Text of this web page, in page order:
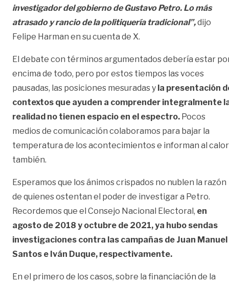
investigador del gobierno de Gustavo Petro. Lo más
atrasado y rancio de la politiquería tradicional”,dijo
Felipe Harman en su cuenta de X.
El debate con términos argumentados debería estar
encima de todo, pero por estos tiempos las voces
pausadas, las posiciones mesuradas y la presentación
contextos que ayuden a comprender integralmente
realidad no tienen espacio en el espectro. Pocos
medios de comunicación colaboramos para bajar la
temperatura de los acontecimientos e informan al calor
también.
Esperamos que los ánimos crispados no nublen la razón
de quienes ostentan el poder de investigar a Petro.
Recordemos que el Consejo Nacional Electoral, en
agosto de 2018 y octubre de 2021, ya hubo sendas
investigaciones contra las campañas de Juan Manuel
Santos e Iván Duque, respectivamente.
En el primero de los casos, sobre la financiación de la